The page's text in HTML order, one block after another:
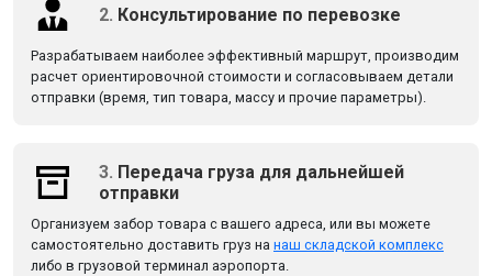
2. Консультирование по перевозке
Разрабатываем наиболее эффективный маршрут, производим
расчет ориентировочной стоимости и согласовываем детали
отправки (время, тип товара, массу и прочие параметры).
3. Передача груза для дальнейшей
отправки
Организуем забор товара с вашего адреса, или вы можете
самостоятельно доставить груз на наш складской комплекс
либо в грузовой терминал аэропорта.